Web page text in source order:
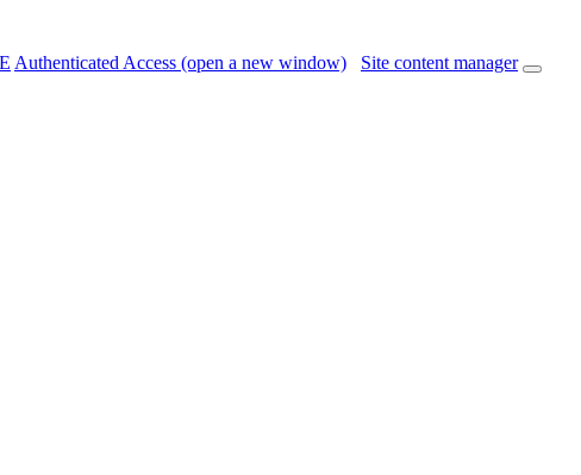
Authenticated Access (open a new window) Site content manager